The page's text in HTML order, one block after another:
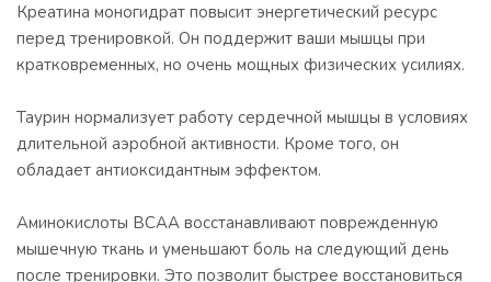
Креатина моногидрат повысит энергетический ресурс
перед тренировкой. Он поддержит ваши мышцы при
кратковременных, но очень мощных физических усилиях.
Таурин нормализует работу сердечной мышцы в условиях
длительной аэробной активности. Кроме того, он
обладает антиоксидантным эффектом.
Аминокислоты ВСАА восстанавливают поврежденную
мышечную ткань и уменьшают боль на следующий день
после тренировки. Это позволит быстрее восстановиться